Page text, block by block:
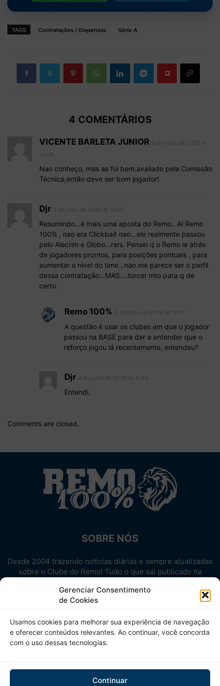
Gerenciar Consentimento
de Cookies
Usamos cookies para melhorar sua experiência de navegação
e oferecer conteúdos relevantes. Ao continuar, você concorda
com o uso dessas tecnologias.
Continuar
TAGS Contratações / Dispensas Série A
4 COMENTÁRIOS
VICENTE BARLETA JUNIOR
Nao conheço, mas se foi bem.avaliado pela Comissão
Técnica,então deve ser bom jogador!
Djr
Resumindo…é mais uma aposta do Remo…Aí Remo
100% , nao era Clickbait nao…ele realmente passou
pelo Alecrim e Globo…rsrs. Pensei q o Remo ia atrás
de jogadores prontos, para posições pontuais , para
aumentar o nível do time…nao me parece ser o perfil
dessa contratação…MAS….torcer mto para q de
certo.
Remo 100%
A questão é usar os clubes em que o jogador
passou na BASE para dar a entender que o
reforço jogou lá recentemente, entendeu?
Djr
Entendi.
Comments are closed.
SOBRE NÓS
Desde 2004 trazendo notícias diárias e sempre atualizadas
sobre o Clube do Remo! Tudo o que sai publicado na
Aproveite! Site não-oficial.
SIGA-NOS